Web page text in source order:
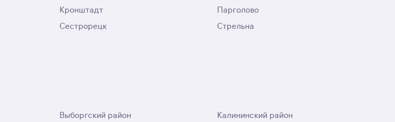
Кронштадт
Парголово
Сестрорецк
Стрельна
Выборгский район
Калининский район